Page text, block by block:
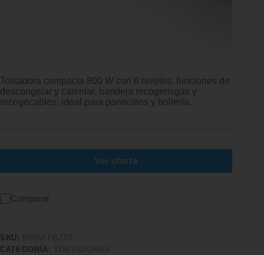
Tostadora compacta 800 W con 6 niveles, funciones de
descongelar y calentar, bandeja recogemigas y
recogecables, ideal para panecillos y bollería.
Ver oferta
Comparar
SKU:
CATEGORÍA: